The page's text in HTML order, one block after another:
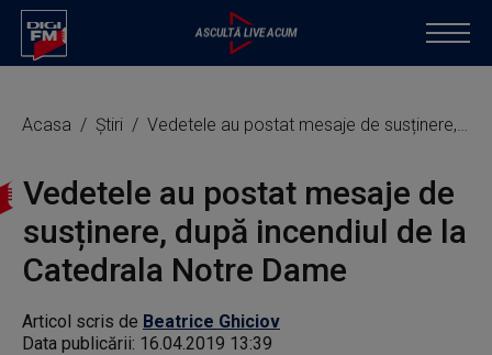
Acasa Știri Vedetele au postat mesaje de susținere, după incendiul de la Catedrala Notre Dame
Vedetele au postat mesaje de
susținere, după incendiul de la
Catedrala Notre Dame
Articol scris de Beatrice Ghiciov
Data publicării: 16.04.2019 13:39